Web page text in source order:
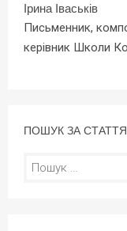
Ірина Іваськів
Письменник,
керівник Школи
ПОШУК ЗА
Пошук: